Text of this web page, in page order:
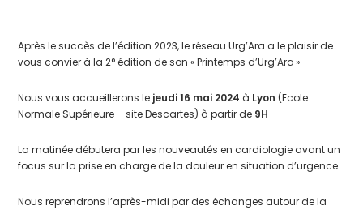
Après le succès de l’édition 2023, le réseau Urg’Ara a le plaisir de
vous convier à la 2° édition de son « Printemps d’Urg’Ara »
Nous vous accueillerons le jeudi 16 mai 2024 à Lyon (Ecole
Normale Supérieure – site Descartes) à partir de 9H
La matinée débutera par les nouveautés en cardiologie avant un
focus sur la prise en charge de la douleur en situation d’urgence
Nous reprendrons l’après-midi par des échanges autour de la